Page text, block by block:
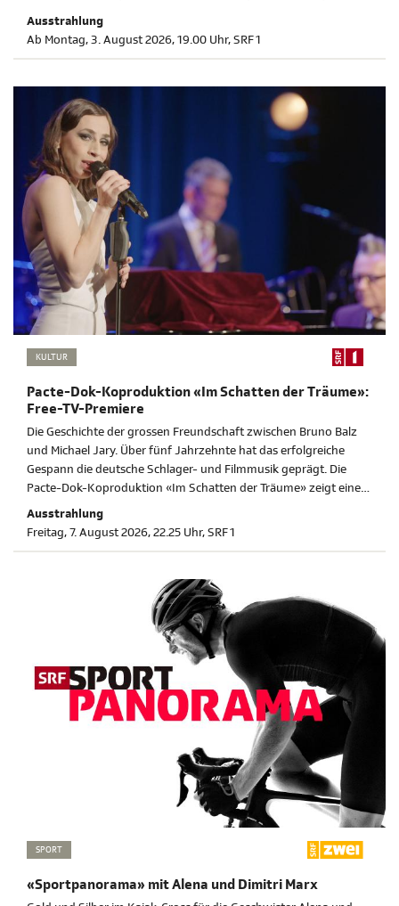
transportieren oder erforschen. «Die Schweiz hat Durst» ist
jeweils ab 19.00 Uhr auf SRF 1 zu sehen.
Ausstrahlung
Ab Montag, 3. August 2026, 19.00 Uhr, SRF 1
KULTUR
Pacte-Dok-Koproduktion «Im Schatten der Träume»:
Free-TV-Premiere
Die Geschichte der grossen Freundschaft zwischen Bruno Balz
und Michael Jary. Über fünf Jahrzehnte hat das erfolgreiche
Gespann die deutsche Schlager- und Filmmusik geprägt. Die
Pacte-Dok-Koproduktion «Im Schatten der Träume» zeigt eine
musikalische Zeitreise durch Glamour, Verfolgung und die Kraft
ihrer Musik, die in dunklen Zeiten Hoffnung spendete.
Ausstrahlung
Freitag, 7. August 2026, 22.25 Uhr, SRF 1
SPORT
«Sportpanorama» mit Alena und Dimitri Marx